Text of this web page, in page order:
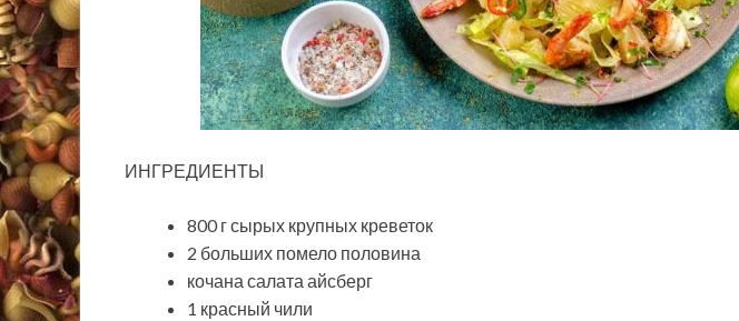
ИНГРЕДИЕНТЫ
800 г сырых крупных креветок
2 больших помело половина
кочана салата айсберг
1 красный чили